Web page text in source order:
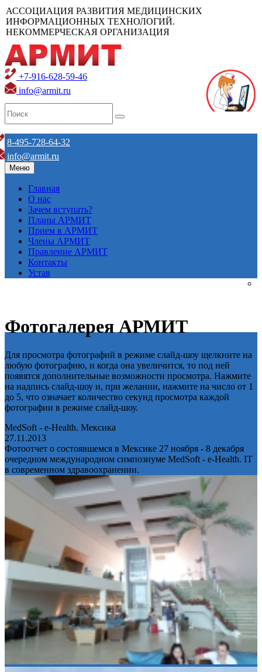
АССОЦИАЦИЯ РАЗВИТИЯ МЕДИЦИНСКИХ
ИНФОРМАЦИОННЫХ ТЕХНОЛОГИЙ.
НЕКОММЕРЧЕСКАЯ ОРГАНИЗАЦИЯ
+7-916-628-59-46
info@armit.ru
8-495-728-64-32
info@armit.ru
Меню
Главная
О нас
Зачем вступать?
Планы АРМИТ
Прием в АРМИТ
Члены АРМИТ
Правление АРМИТ
Контакты
Устав
Фотогалерея АРМИТ
Для просмотра фотографий в режиме слайд-шоу щелкните на
любую фотографию, и когда она увеличится, то под ней
появятся дополнительные возможности просмотра. Нажмите
на надпись слайд-шоу и, при желании, нажмите на число от 1
до 5, что означает количество секунд просмотра каждой
фотографии в режиме слайд-шоу.
MedSoft - e-Health. Мексика
27.11.2013
Фотоотчет о состоявшемся в Мексике 27 ноября - 8 декабря
очередном международном симпозиуме MedSoft - e-Health. IT
в современном здравоохранении.